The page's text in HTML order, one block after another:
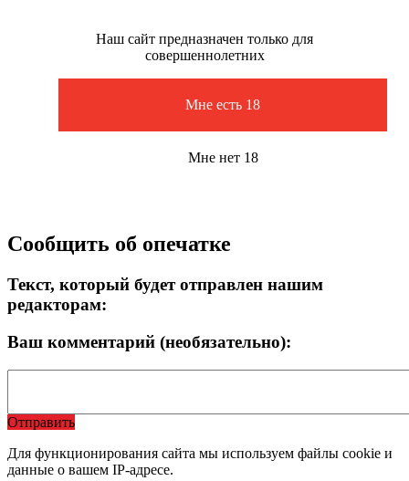
Наш сайт предназначен только для
совершеннолетних
Мне есть 18
Мне нет 18
Сообщить об опечатке
Текст, который будет отправлен нашим
редакторам:
Ваш комментарий (необязательно):
Отправить
Для функционирования сайта мы используем файлы cookie и
данные о вашем IP-адресе.